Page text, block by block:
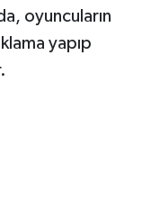
oyuncuların
yapıp